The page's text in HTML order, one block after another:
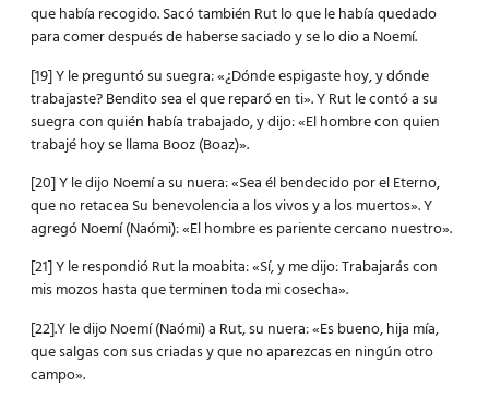
que había recogido. Sacó también Rut lo que le había quedado
para comer después de haberse saciado y se lo dio a Noemí.
[19] Y le preguntó su suegra: «¿Dónde espigaste hoy, y dónde
trabajaste? Bendito sea el que reparó en ti». Y Rut le contó a su
suegra con quién había trabajado, y dijo: «El hombre con quien
trabajé hoy se llama Booz (Boaz)».
[20] Y le dijo Noemí a su nuera: «Sea él bendecido por el Eterno,
que no retacea Su benevolencia a los vivos y a los muertos». Y
agregó Noemí (Naómi): «El hombre es pariente cercano nuestro».
[21] Y le respondió Rut la moabita: «Sí, y me dijo: Trabajarás con
mis mozos hasta que terminen toda mi cosecha».
[22].Y le dijo Noemí (Naómi) a Rut, su nuera: «Es bueno, hija mía,
que salgas con sus criadas y que no aparezcas en ningún otro
campo».